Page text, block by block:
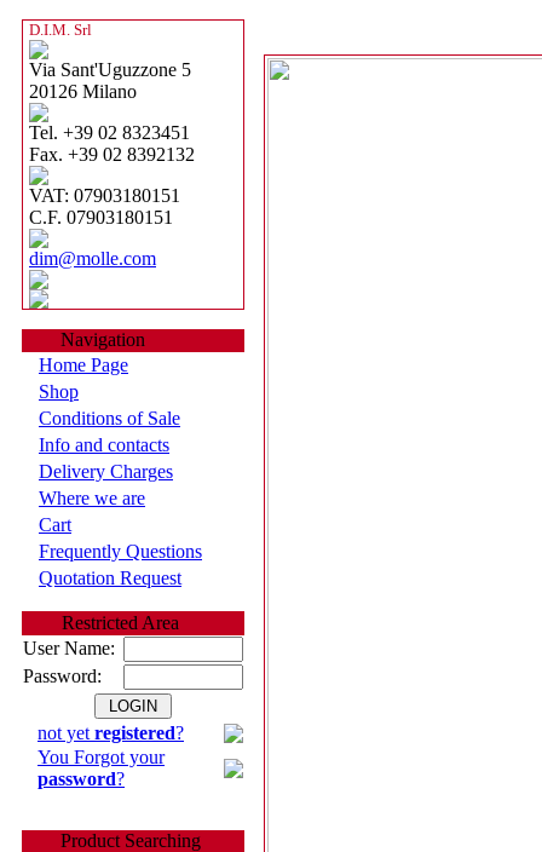
D.I.M. Srl
Via Sant'Uguzzone 5
20126 Milano
Tel. +39 02 8323451
Fax. +39 02 8392132
VAT: 07903180151
C.F. 07903180151
dim@molle.com
Navigation
Home Page
Shop
Conditions of Sale
Info and contacts
Delivery Charges
Where we are
Cart
Frequently Questions
Quotation Request
Restricted Area
User Name:
Password:
not yet registered?
You Forgot your
password?
Product Searching